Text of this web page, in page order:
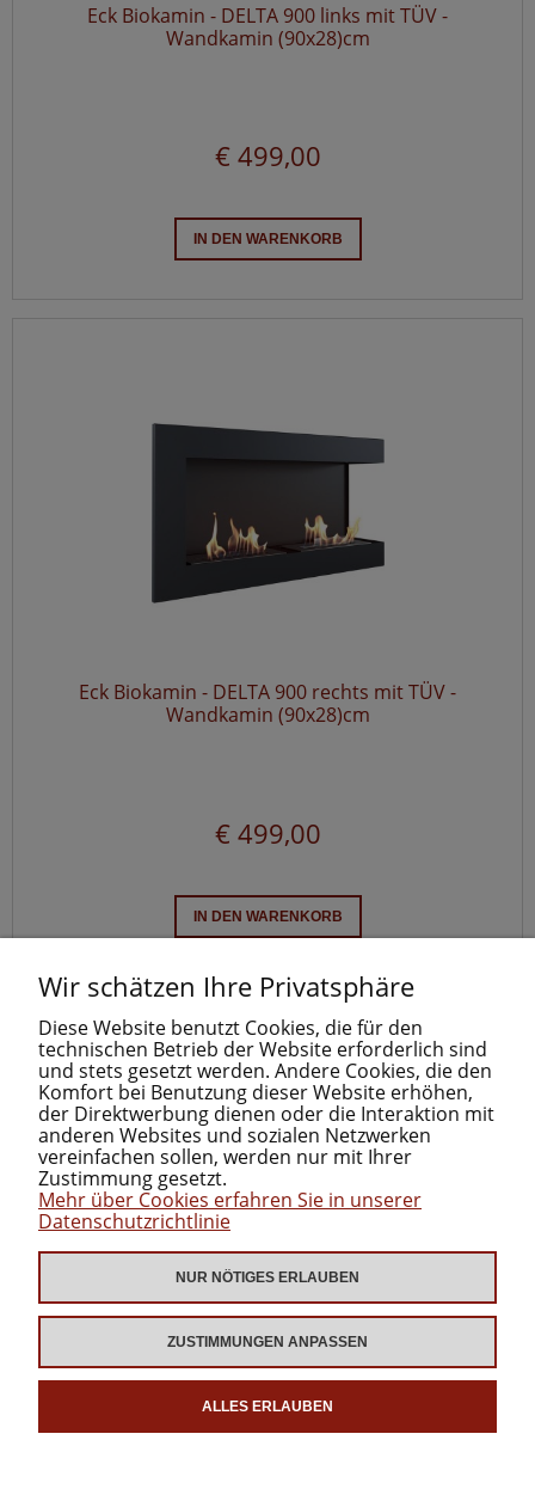
Eck Biokamin - DELTA 900 links mit TÜV -
Wandkamin (90x28)cm
€ 499,00
IN DEN WARENKORB
Eck Biokamin - DELTA 900 rechts mit TÜV -
Wandkamin (90x28)cm
€ 499,00
IN DEN WARENKORB
« 1 2 »
INFORMATIONEN
KATEGORIEN
ZUM DOWNLOAD
Wir schätzen Ihre Privatsphäre
Diese Website benutzt Cookies, die für den
technischen Betrieb der Website erforderlich sind
und stets gesetzt werden. Andere Cookies, die den
Komfort bei Benutzung dieser Website erhöhen,
der Direktwerbung dienen oder die Interaktion mit
anderen Websites und sozialen Netzwerken
vereinfachen sollen, werden nur mit Ihrer
Zustimmung gesetzt.
Mehr über Cookies erfahren Sie in unserer
Datenschutzrichtlinie
NUR NÖTIGES ERLAUBEN
ZUSTIMMUNGEN ANPASSEN
ALLES ERLAUBEN